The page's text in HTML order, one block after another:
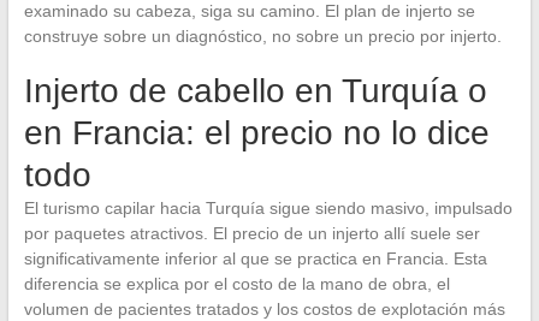
examinado su cabeza, siga su camino. El plan de injerto se
construye sobre un diagnóstico, no sobre un precio por injerto.
Injerto de cabello en Turquía o
en Francia: el precio no lo dice
todo
El turismo capilar hacia Turquía sigue siendo masivo, impulsado
por paquetes atractivos. El precio de un injerto allí suele ser
significativamente inferior al que se practica en Francia. Esta
diferencia se explica por el costo de la mano de obra, el
volumen de pacientes tratados y los costos de explotación más